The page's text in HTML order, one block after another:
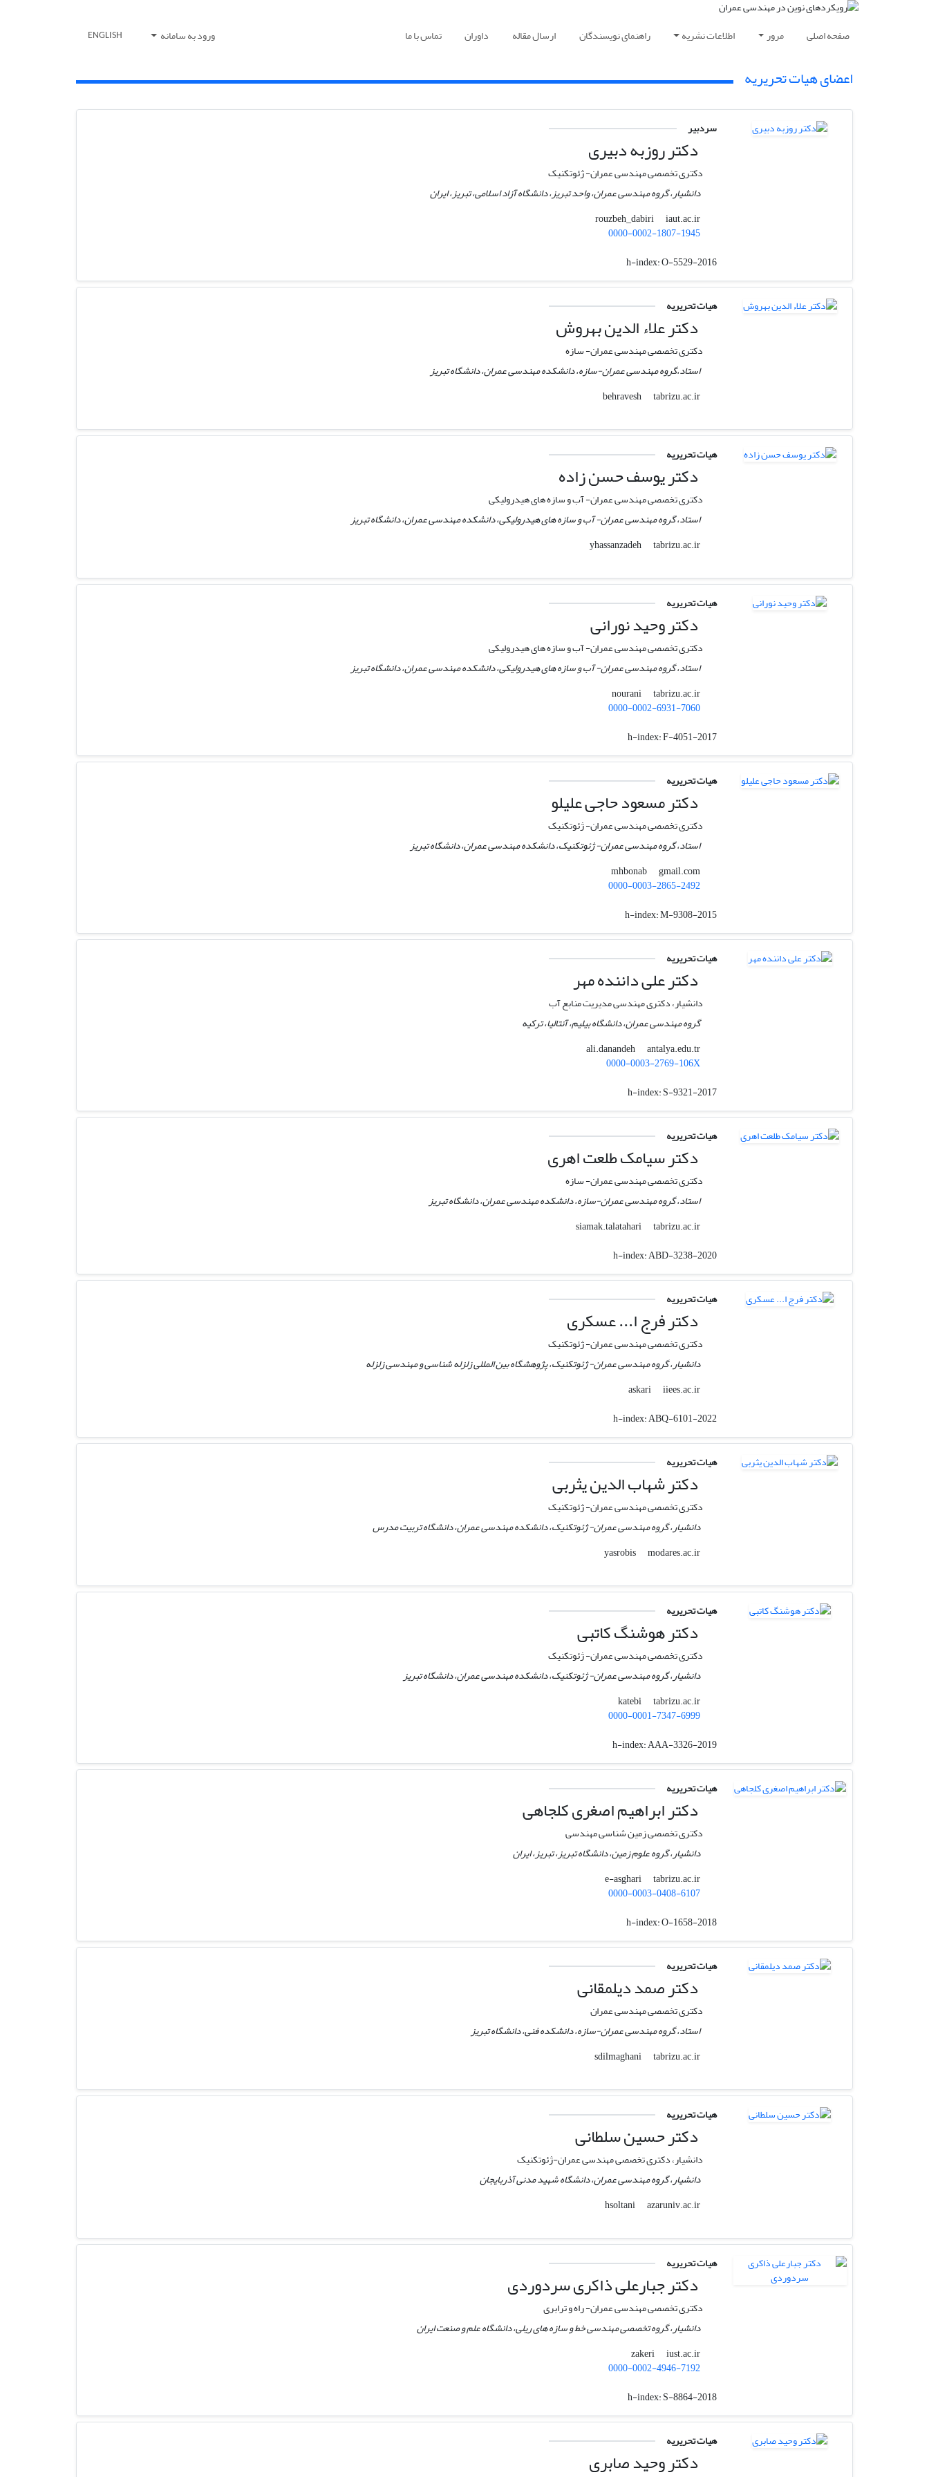
صفحه اصلی مرور اطلاعات نشریه راهنمای نویسندگان ارسال مقاله داوران تماس با ما ورود به سامانه ENGLISH
اعضای هیات تحریریه
سردبیر
دکتر روزبه دبیری
دکتری تخصصی مهندسی عمران- ژئوتکنیک
دانشیار، گروه مهندسی عمران، واحد تبریز، دانشگاه آزاد اسلامی، تبریز، ایران
iaut.ac.ir
0000-0002-1807-1945
h-index:O-5529-2016
هیات تحریریه
دکتر علاء الدین بهروش
دکتری تخصصی مهندسی عمران- سازه
استاد،گروه مهندسی عمران-سازه، دانشکده مهندسی عمران، دانشگاه تبریز
tabrizu.ac.ir
هیات تحریریه
دکتر یوسف حسن زاده
دکتری تخصصی مهندسی عمران- آب و سازه های هیدرولیکی
استاد، گروه مهندسی عمران- آب و سازه های هیدرولیکی، دانشکده مهندسی عمران، دانشگاه تبریز
tabrizu.ac.ir
هیات تحریریه
دکتر وحید نورانی
دکتری تخصصی مهندسی عمران- آب و سازه های هیدرولیکی
استاد، گروه مهندسی عمران- آب و سازه های هیدرولیکی، دانشکده مهندسی عمران، دانشگاه تبریز
tabrizu.ac.ir
0000-0002-6931-7060
h-index:F-4051-2017
هیات تحریریه
دکتر مسعود حاجی علیلو
دکتری تخصصی مهندسی عمران- ژئوتکنیک
استاد، گروه مهندسی عمران- ژئوتکنیک، دانشکده مهندسی عمران، دانشگاه تبریز
gmail.com
0000-0003-2865-2492
h-index:M-9308-2015
هیات تحریریه
دکتر علی داننده مهر
دانشیار، دکتری مهندسی مدیریت منابع آب
گروه مهندسی عمران، دانشگاه بیلیم، آنتالیا، ترکیه
antalya.edu.tr
0000-0003-2769-106X
h-index:S-9321-2017
هیات تحریریه
دکتر سیامک طلعت اهری
دکتری تخصصی مهندسی عمران- سازه
استاد، گروه مهندسی عمران-سازه، دانشکده مهندسی عمران، دانشگاه تبریز
tabrizu.ac.ir
h-index:ABD-3238-2020
هیات تحریریه
دکتر فرج ا... عسکری
دکتری تخصصی مهندسی عمران- ژئوتکنیک
دانشیار، گروه مهندسی عمران- ژئوتکنیک، پژوهشگاه بین المللی زلزله شناسی و مهندسی زلزله
iiees.ac.ir
h-index:ABQ-6101-2022
هیات تحریریه
دکتر شهاب الدین یثربی
دکتری تخصصی مهندسی عمران- ژئوتکنیک
دانشیار، گروه مهندسی عمران- ژئوتکنیک، دانشکده مهندسی عمران، دانشگاه تربیت مدرس
modares.ac.ir
هیات تحریریه
دکتر هوشنگ کاتبی
دکتری تخصصی مهندسی عمران- ژئوتکنیک
دانشیار، گروه مهندسی عمران- ژئوتکنیک، دانشکده مهندسی عمران، دانشگاه تبریز
tabrizu.ac.ir
0000-0001-7347-6999
h-index:AAA-3326-2019
هیات تحریریه
دکتر ابراهیم اصغری کلجاهی
دکتری تخصصی زمین شناسی مهندسی
دانشیار، گروه علوم زمین، دانشگاه تبریز، تبریز، ایران
tabrizu.ac.ir
0000-0003-0408-6107
h-index:O-1658-2018
هیات تحریریه
دکتر صمد دیلمقانی
دکتری تخصصی مهندسی عمران
استاد، گروه مهندسی عمران-سازه، دانشکده فنی، دانشگاه تبریز
tabrizu.ac.ir
هیات تحریریه
دکتر حسین سلطانی
دانشیار، دکتری تخصصی مهندسی عمران-ژئوتکنیک
دانشیار، گروه مهندسی عمران، دانشگاه شهید مدنی آذربایجان
azaruniv.ac.ir
هیات تحریریه
دکتر جبارعلی ذاکری سردوردی
دکتری تخصصی مهندسی عمران- راه و ترابری
دانشیار، گروه تخصصی مهندسی خط و سازه های ریلی، دانشگاه علم و صنعت ایران
iust.ac.ir
0000-0002-4946-7192
h-index:S-8864-2018
هیات تحریریه
دکتر وحید صابری